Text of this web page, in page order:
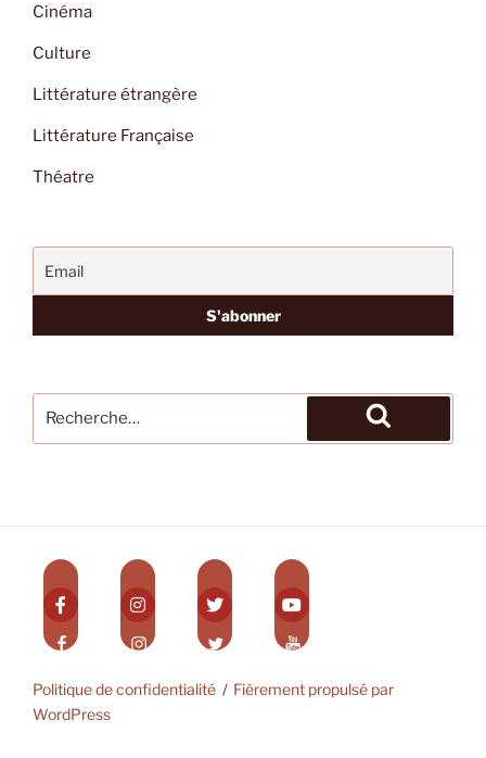
Cinéma
Culture
Littérature étrangère
Littérature Française
Théatre
pour
Recherche
Politique de confidentialité
Fièrement propulsé par
WordPress